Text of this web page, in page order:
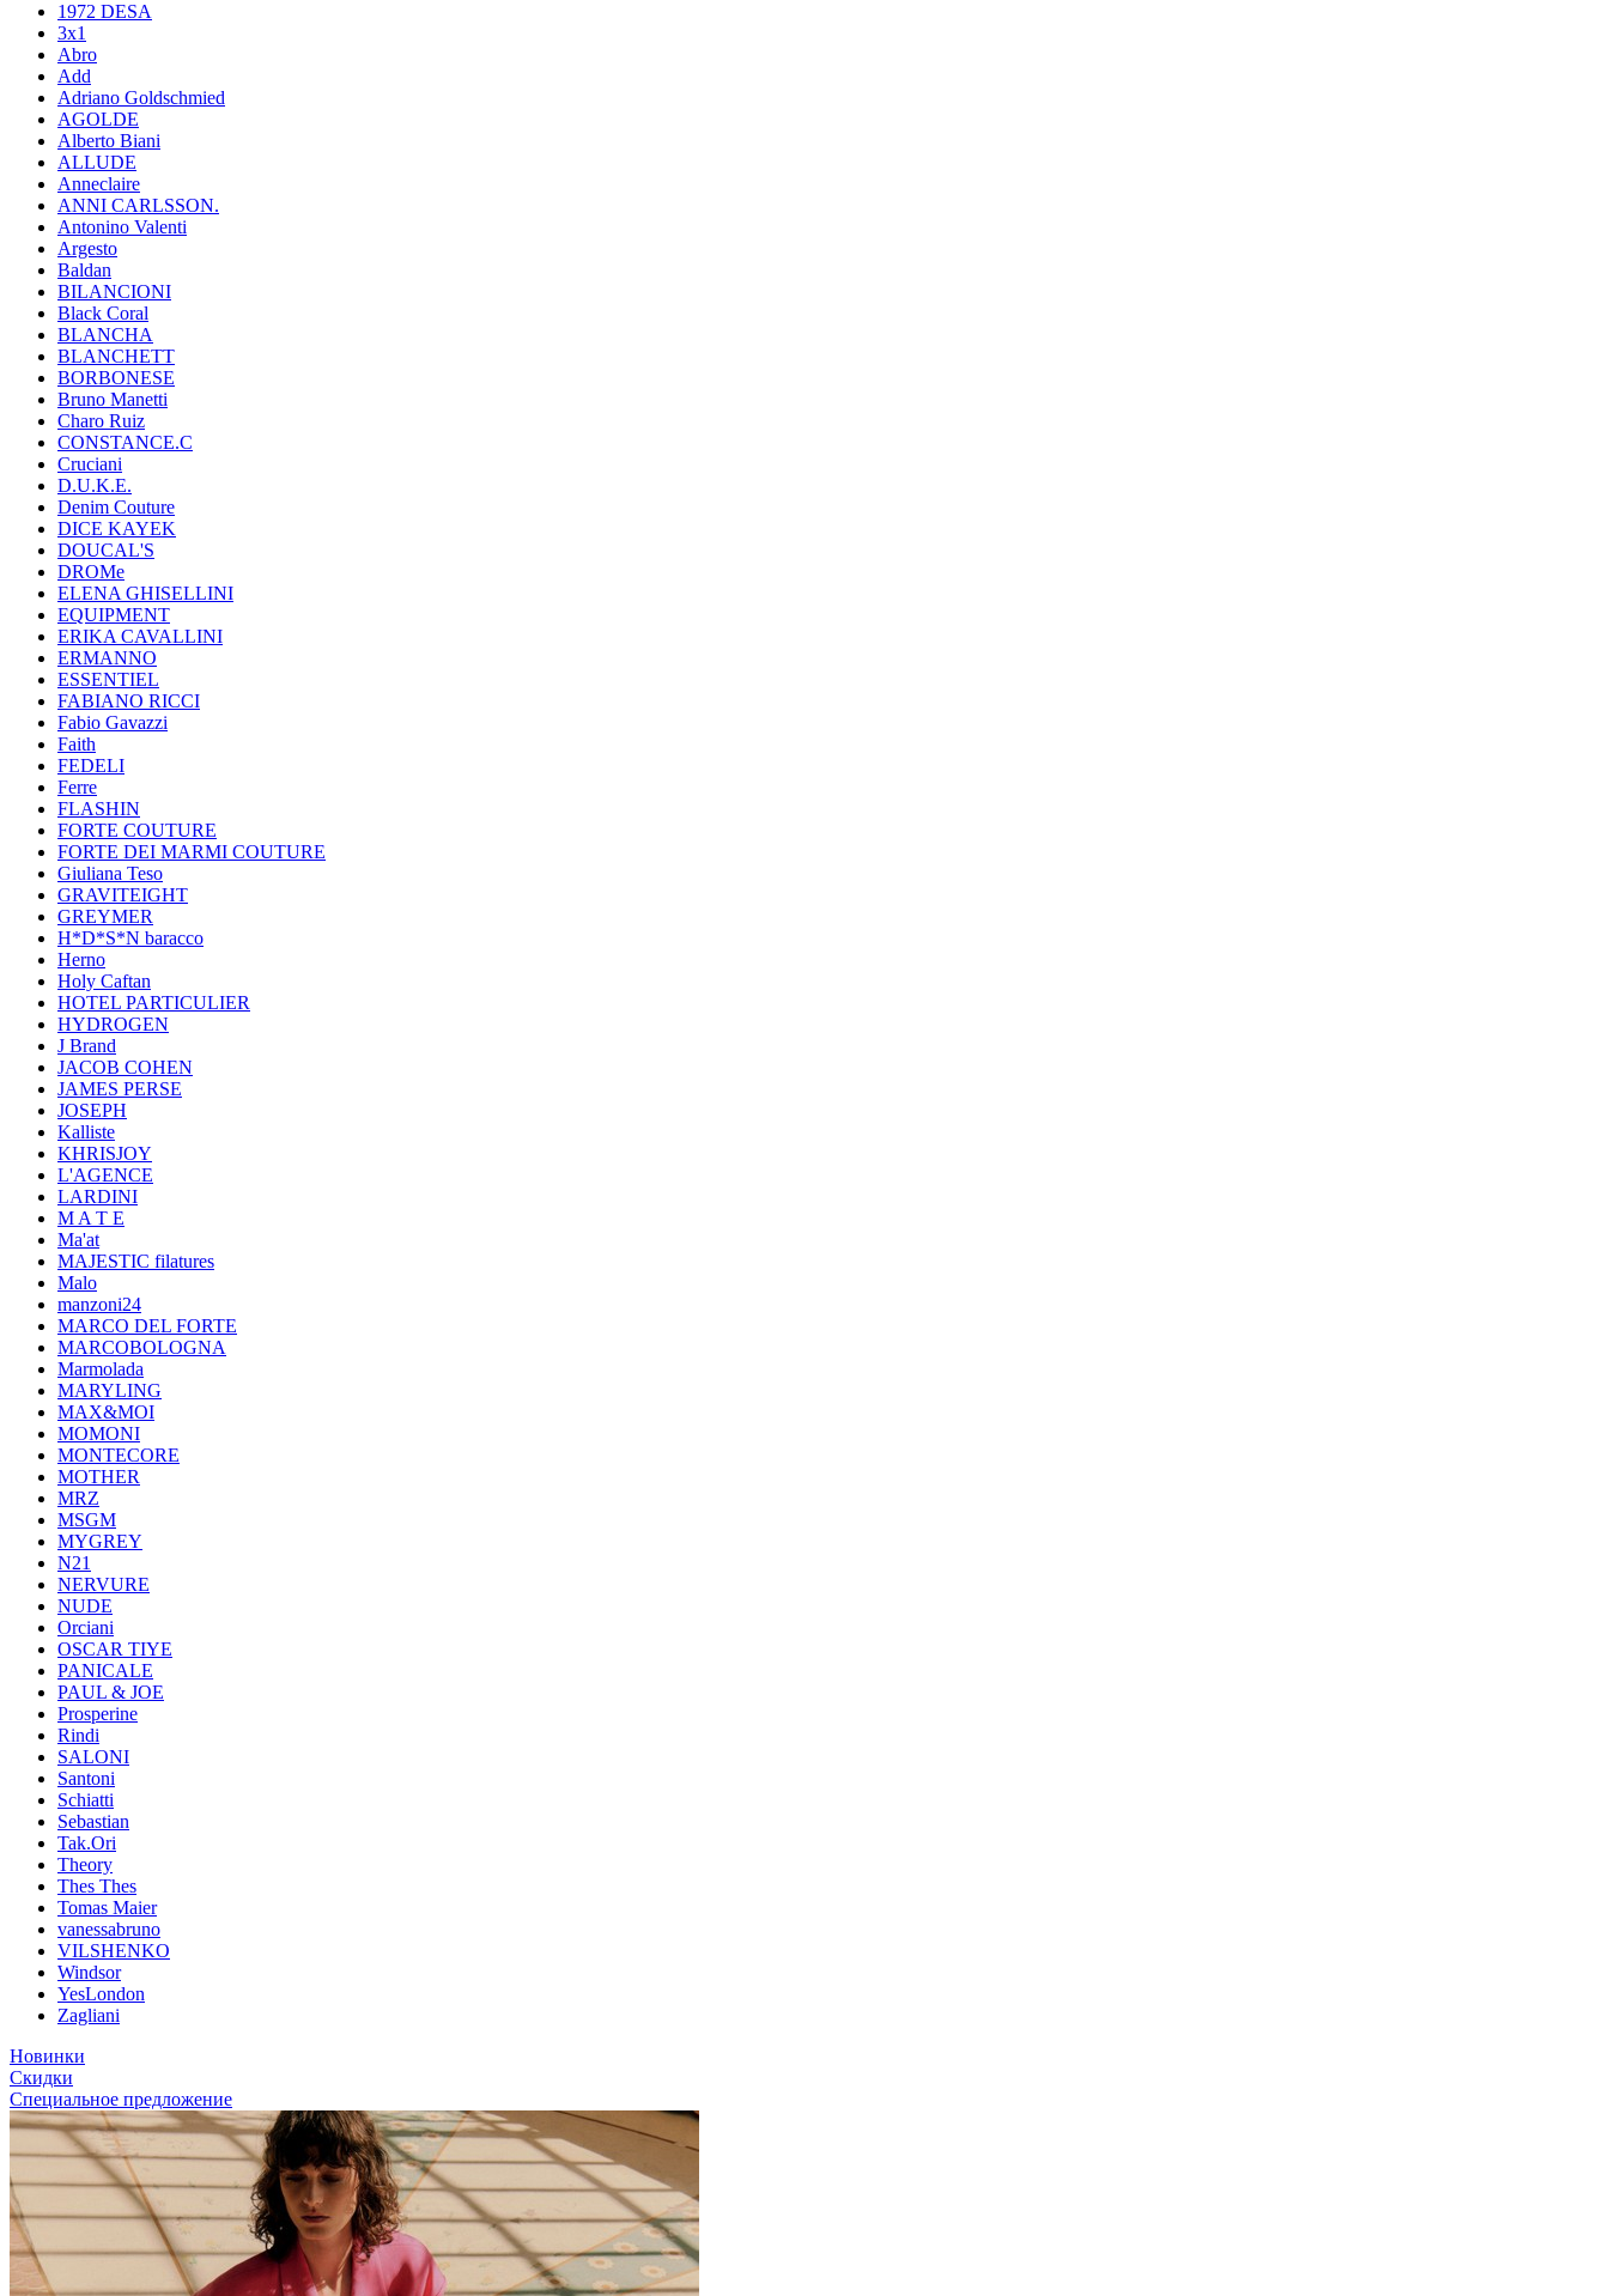
1972 DESA
3x1
Abro
Add
Adriano Goldschmied
AGOLDE
Alberto Biani
ALLUDE
Anneclaire
ANNI CARLSSON.
Antonino Valenti
Argesto
Baldan
BILANCIONI
Black Coral
BLANCHA
BLANCHETT
BORBONESE
Bruno Manetti
Charo Ruiz
CONSTANCE.C
Cruciani
D.U.K.E.
Denim Couture
DICE KAYEK
DOUCAL'S
DROMe
ELENA GHISELLINI
EQUIPMENT
ERIKA CAVALLINI
ERMANNO
ESSENTIEL
FABIANO RICCI
Fabio Gavazzi
Faith
FEDELI
Ferre
FLASHIN
FORTE COUTURE
FORTE DEI MARMI COUTURE
Giuliana Teso
GRAVITEIGHT
GREYMER
H*D*S*N baracco
Herno
Holy Caftan
HOTEL PARTICULIER
HYDROGEN
J Brand
JACOB COHEN
JAMES PERSE
JOSEPH
Kalliste
KHRISJOY
L'AGENCE
LARDINI
M A T E
Ma'at
MAJESTIC filatures
Malo
manzoni24
MARCO DEL FORTE
MARCOBOLOGNA
Marmolada
MARYLING
MAX&MOI
MOMONI
MONTECORE
MOTHER
MRZ
MSGM
MYGREY
N21
NERVURE
NUDE
Orciani
OSCAR TIYE
PANICALE
PAUL & JOE
Prosperine
Rindi
SALONI
Santoni
Schiatti
Sebastian
Tak.Ori
Theory
Thes Thes
Tomas Maier
vanessabruno
VILSHENKO
Windsor
YesLondon
Zagliani
Новинки
Скидки
Специальное предложение